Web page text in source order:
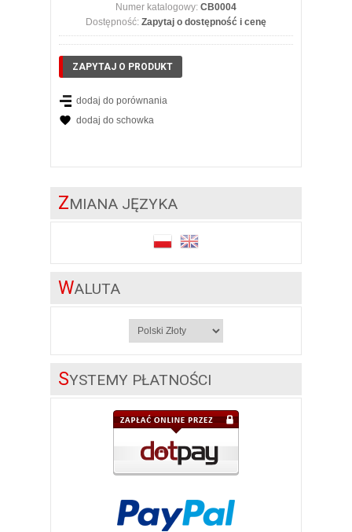
Numer katalogowy: CB0004
Dostępność: Zapytaj o dostępność i cenę
ZAPYTAJ O PRODUKT
dodaj do porównania
dodaj do schowka
ZMIANA JĘZYKA
WALUTA
SYSTEMY PŁATNOŚCI